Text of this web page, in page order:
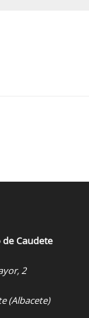
Caudete
2
(Albacete)